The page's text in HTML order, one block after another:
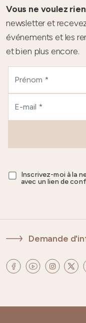
Vous ne voulez
newsletter et
événements et les
et bien plus encore.
Inscrivez-moi à la
avec un lien de
Demande